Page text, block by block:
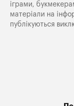
іграми,
матеріали на
публікуються